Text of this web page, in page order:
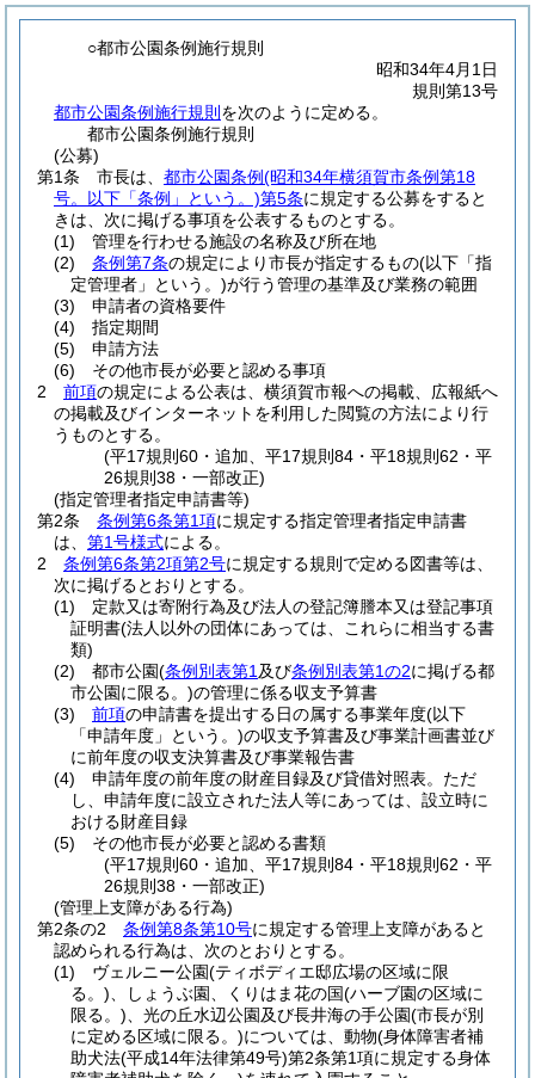
○都市公園条例施行規則
昭和34年4月1日
規則第13号
都市公園条例施行規則 を次のように定める。
都市公園条例施行規則
(公募)
第1条
市長は、 都市公園条例(昭和34年横須賀市条例第18
号。以下「条例」という。)第5条に規定する公募をすると
きは、次に掲げる事項を公表するものとする。
(1)
管理を行わせる施設の名称及び所在地
(2)
条例第7条の規定により市長が指定するもの(以下「指
定管理者」という。)が行う管理の基準及び業務の範囲
(3)
申請者の資格要件
(4)
指定期間
(5)
申請方法
(6)
その他市長が必要と認める事項
2
前項の規定による公表は、横須賀市報への掲載、広報紙へ
の掲載及びインターネットを利用した閲覧の方法により行
うものとする。
(平17規則60・追加、平17規則84・平18規則62・平
26規則38・一部改正)
(指定管理者指定申請書等)
第2条
条例第6条第1項に規定する指定管理者指定申請書
は、 第1号様式による。
2
条例第6条第2項第2号に規定する規則で定める図書等は、
次に掲げるとおりとする。
(1)
定款又は寄附行為及び法人の登記簿謄本又は登記事項
証明書(法人以外の団体にあっては、これらに相当する書
類)
(2)
都市公園(条例別表第1 及び条例別表第1の2に掲げる都
市公園に限る。)の管理に係る収支予算書
(3)
前項の申請書を提出する日の属する事業年度(以下
「申請年度」という。)の収支予算書及び事業計画書並び
に前年度の収支決算書及び事業報告書
(4)
申請年度の前年度の財産目録及び貸借対照表。 ただ
し、申請年度に設立された法人等にあっては、設立時に
おける財産目録
(5)
その他市長が必要と認める書類
(平17規則60・追加、平17規則84・平18規則62・平
26規則38・一部改正)
(管理上支障がある行為)
第2条の2
条例第8条第10号に規定する管理上支障があると
認められる行為は、次のとおりとする。
(1)
ヴェルニー公園(ティボディエ邸広場の区域に限
る。) 、しょうぶ園、くりはま花の国(ハーブ園の区域に
限る。) 、光の丘水辺公園及び長井海の手公園(市長が別
に定める区域に限る。)については、動物(身体障害者補
助犬法(平成14年法律第49号)第2条第1項に規定する身体